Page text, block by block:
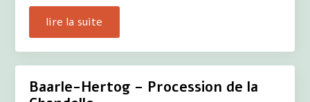
lire la suite
Baarle-Hertog – Procession de la